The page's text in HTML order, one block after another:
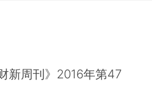
新周刊》2016年第47